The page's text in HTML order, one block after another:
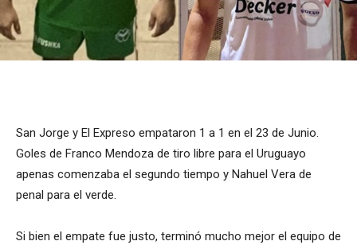
San Jorge y El Expreso empataron 1 a 1 en el 23 de Junio.
Goles de Franco Mendoza de tiro libre para el Uruguayo
apenas comenzaba el segundo tiempo y Nahuel Vera de
penal para el verde.
Si bien el empate fue justo, terminó mucho mejor el equipo de